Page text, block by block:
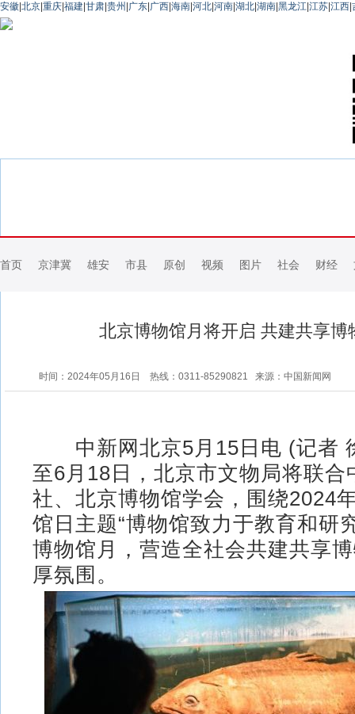
安徽 北京 重庆 福建 甘肃 贵州 广东 广西 海南 河北 河南 湖北 湖南 黑龙江 江苏 江西
首页 京津冀 雄安 市县 原创 视频 图片 社会 财经
北京博物馆月将开启 共建共享博
时间：2024年05月16日 热线：0311-85290821 来源：中国新闻网
中新网北京5月15日电 (记者
至6月18日，北京市文物局将联合
社、北京博物馆学会，围绕2024
馆日主题“博物馆致力于教育和研
博物馆月，营造全社会共建共享
厚氛围。